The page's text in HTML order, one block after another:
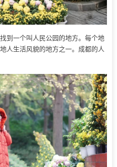
到一个叫人民公园的地方。每个地
人生活风貌的地方之一。成都的人